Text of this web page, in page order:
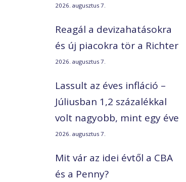
2026. augusztus 7.
Reagál a devizahatásokra
és új piacokra tör a Richter
2026. augusztus 7.
Lassult az éves infláció –
Júliusban 1,2 százalékkal
volt nagyobb, mint egy éve
2026. augusztus 7.
Mit vár az idei évtől a CBA
és a Penny?